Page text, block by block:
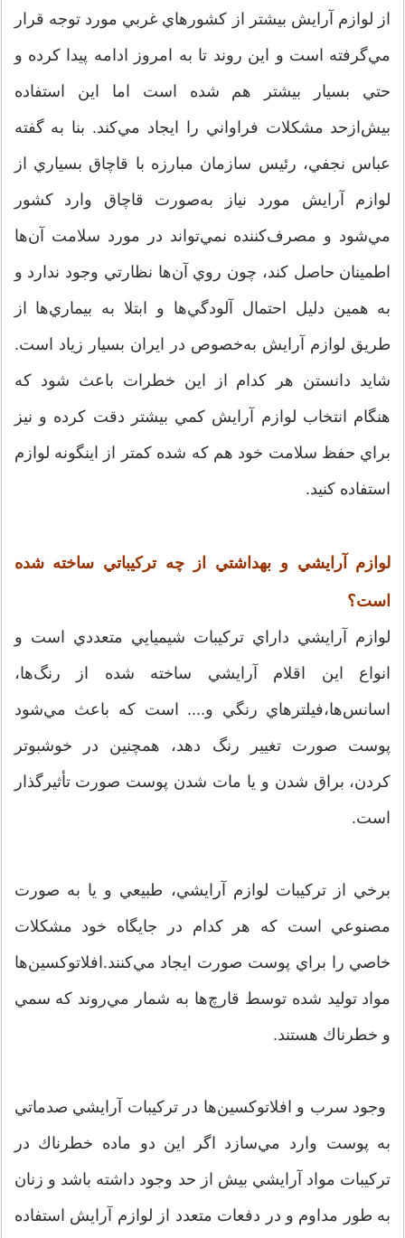
از لوازم آرايش بيشتر از كشورهاي غربي مورد توجه قرار
مي‌گرفته است و اين روند تا به امروز ادامه پيدا كرده و
حتي بسيار بيشتر هم شده است اما اين استفاده
بيش‌از‌حد مشكلات فراواني را ايجاد مي‌كند. بنا به گفته
عباس نجفي، رئيس سازمان مبارزه با قاچاق بسياري از
لوازم آرايش مورد نياز به‌صورت قاچاق وارد كشور
مي‌شود و مصرف‌كننده نمي‌تواند در مورد سلامت آن‌ها
اطمينان حاصل كند، چون روي آن‌ها نظارتي وجود ندارد و
به همين دليل احتمال آلودگي‌ها و ابتلا به بيماري‌‌ها از
طريق لوازم آرايش به‌خصوص در ايران بسيار زياد است.
شايد دانستن هر كدام از اين خطرات باعث شود كه
هنگام انتخاب لوازم آرايش كمي بيشتر دقت كرده و نيز
براي حفظ سلامت خود هم كه شده كمتر از اينگونه لوازم
استفاده كنيد.
لوازم آرايشي و بهداشتي از چه تركيباتي ساخته شده
است؟
لوازم آرايشي داراي تركيبات شيميايي متعددي است و
انواع اين اقلام آرايشي ساخته شده از رنگ‌ها،
اسانس‌ها،‌فيلترهاي رنگي و.... است كه باعث مي‌شود
پوست صورت تغيير رنگ دهد، همچنين در خوشبو‌تر
كردن، براق شدن و يا مات شدن پوست صورت تأثيرگذار
است.
برخي از تركيبات لوازم آرايشي، طبيعي و يا به صورت
مصنوعي است كه هر كدام در جايگاه خود مشكلات
خاصي را براي پوست صورت ايجاد مي‌كنند.افلاتوكسين‌ها
مواد توليد شده توسط قارچ‌ها به شمار مي‌روند كه سمي
و خطرناك هستند.
وجود سرب و افلاتوكسين‌ها در تركيبات آرايشي صدماتي
به پوست وارد مي‌سازد اگر اين دو ماده خطرناك در
تركيبات مواد آرايشي بيش از حد وجود داشته باشد و زنان
به طور مداوم و در دفعات متعدد از لوازم آرايش استفاده